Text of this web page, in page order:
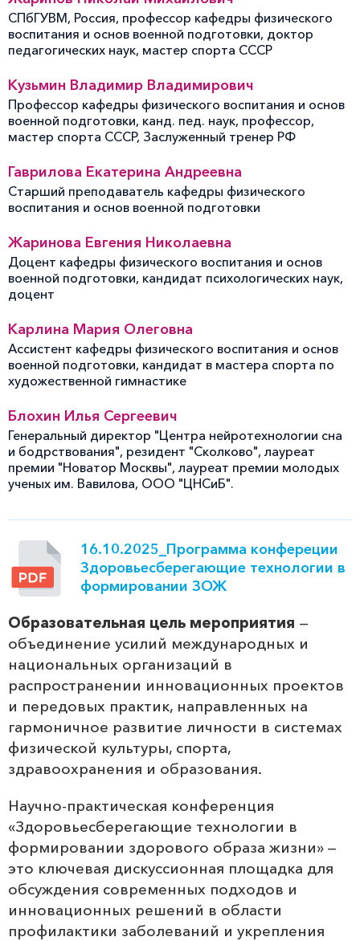
СПбГУВМ, Россия, профессор кафедры физического
воспитания и основ военной подготовки, доктор
педагогических наук, мастер спорта СССР
Кузьмин Владимир Владимирович
Профессор кафедры физического воспитания и основ
военной подготовки, канд. пед. наук, профессор,
мастер спорта СССР, Заслуженный тренер РФ
Гаврилова Екатерина Андреевна
Старший преподаватель кафедры физического
воспитания и основ военной подготовки
Жаринова Евгения Николаевна
Доцент кафедры физического воспитания и основ
военной подготовки, кандидат психологических наук,
доцент
Карлина Мария Олеговна
Ассистент кафедры физического воспитания и основ
военной подготовки, кандидат в мастера спорта по
художественной гимнастике
Блохин Илья Сергеевич
Генеральный директор "Центра нейротехнологии сна
и бодрствования", резидент "Сколково", лауреат
премии "Новатор Москвы", лауреат премии молодых
ученых им. Вавилова, ООО "ЦНСиБ".
16.10.2025_Программа конфереции
Здоровьесберегающие технологии в
формировании ЗОЖ
Образовательная цель мероприятия —
объединение усилий международных и
национальных организаций в
распространении инновационных проектов
и передовых практик, направленных на
гармоничное развитие личности в системах
физической культуры, спорта,
здравоохранения и образования.
Научно-практическая конференция
«Здоровьесберегающие технологии в
формировании здорового образа жизни» —
это ключевая дискуссионная площадка для
обсуждения современных подходов и
инновационных решений в области
профилактики заболеваний и укрепления